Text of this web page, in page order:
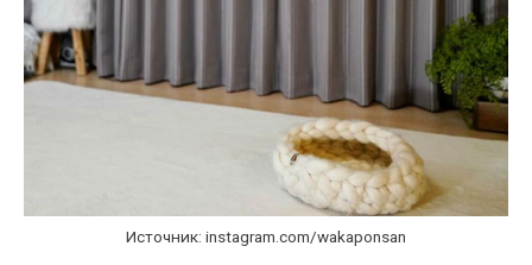
Источник: instagram.com/wakaponsan